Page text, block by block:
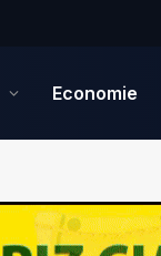
Economie